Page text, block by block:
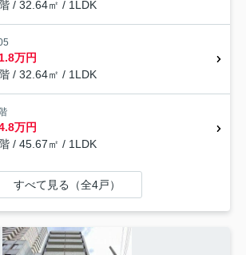
/ 32.64㎡ / 1LDK
万円
/ 32.64㎡ / 1LDK
万円
/ 45.67㎡ / 1LDK
すべて見る（全4戸）